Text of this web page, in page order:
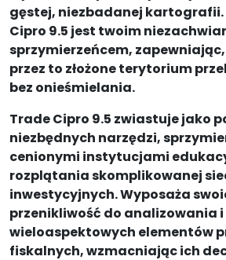
gęstej, niezbadanej
Cipro 9.5 jest twoim
sprzymierzeńcem,
przez to złożone terytorium
bez onieśmielania.
Trade Cipro 9.5 zwiastuje jako
niezbędnych narzędzi,
cenionymi instytucjami
rozplątania skomplikowanej
inwestycyjnych. Wyposaża
przenikliwość do analizowania
wieloaspektowych elementów
fiskalnych, wzmacniając ich